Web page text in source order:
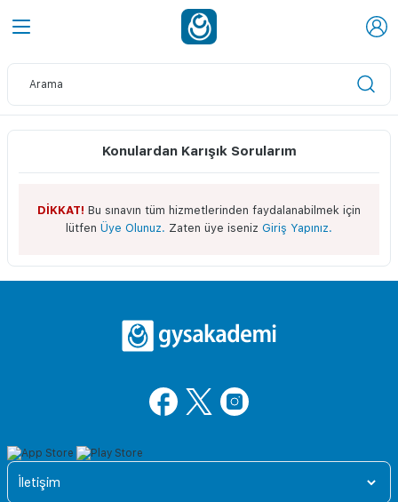
Konulardan Karışık Sorularım
DİKKAT! Bu sınavın tüm hizmetlerinden faydalanabilmek için
lütfen Üye Olunuz. Zaten üye iseniz Giriş Yapınız.
İletişim